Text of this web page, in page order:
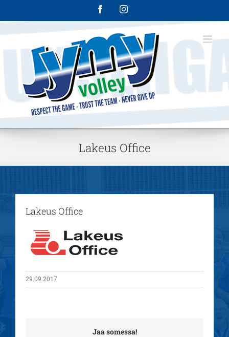
FacebookInstagram
Lakeus Office
Lakeus Office
29.09.2017
Jaa somessa!